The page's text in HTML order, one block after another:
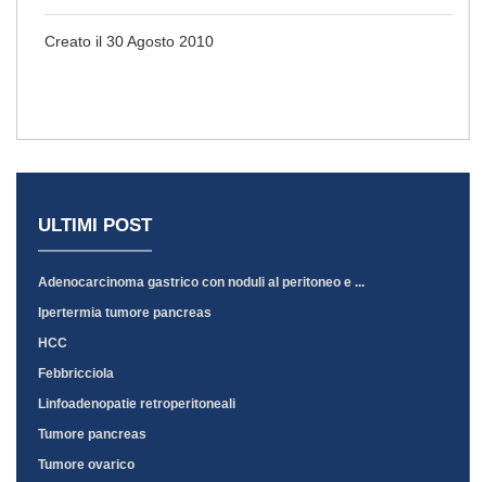
Creato il 30 Agosto 2010
ULTIMI POST
Adenocarcinoma gastrico con noduli al peritoneo e ...
Ipertermia tumore pancreas
HCC
Febbricciola
Linfoadenopatie retroperitoneali
Tumore pancreas
Tumore ovarico